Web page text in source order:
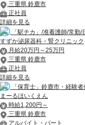
三重県 鈴鹿市
正社員
詳細を見る
「駅チカ」/准看護師/常勤
すずか泌尿器科・腎クリニック
月給20万円～25万円
三重県 鈴鹿市
正社員
詳細を見る
「保育士」鈴鹿市・経験者
まーるほいくえん
時給1,200円～
三重県 鈴鹿市
アルバイト・パート